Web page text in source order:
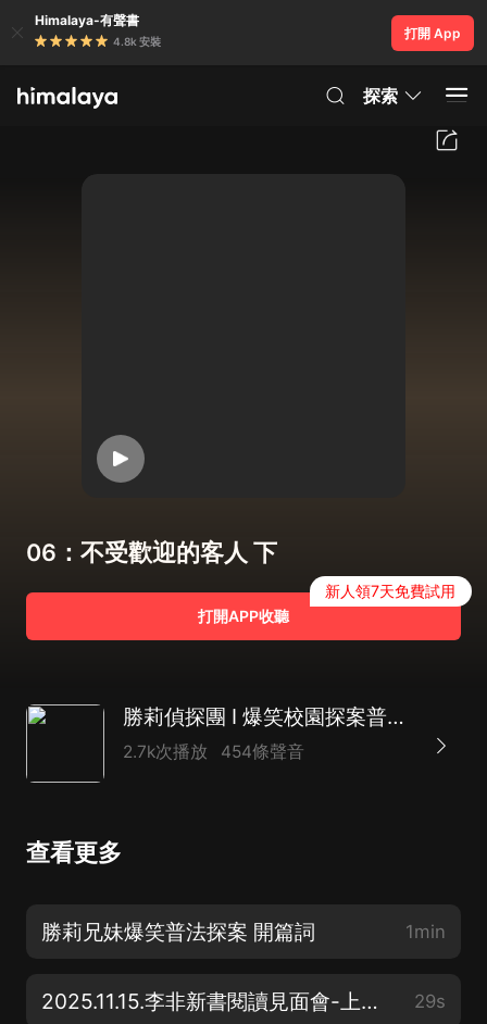
Himalaya-有聲書
4.8k 安裝
打開 App
探索
06：不受歡迎的客人 下
打開APP收聽
新人領7天免費試用
勝莉偵探團 I 爆笑校園探案普法故事 I 暢聽合集
2.7k次播放 454條聲音
查看更多
勝莉兄妹爆笑普法探案 開篇詞 1min
2025.11.15.李非新書閱讀見面會-上海站來啦 29s